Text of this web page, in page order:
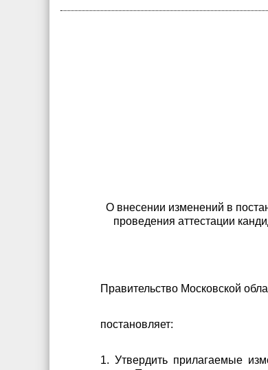
О внесении изменений в
проведения аттестации
Правительство Московской
постановляет:
1. Утвердить прилагаемые